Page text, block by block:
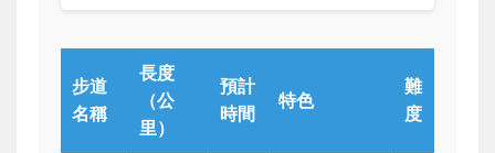
步道
名稱
長度
（公
里）
預計
時間
特色
難
度